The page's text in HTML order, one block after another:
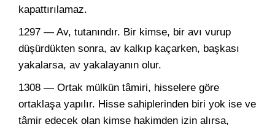
kapattırılamaz.
1297 — Av, tutanındır. Bir kimse, bir avı vurup
düşürdükten sonra, av kalkıp kaçarken, başkası
yakalarsa, av yakalayanın olur.
1308 — Ortak mülkün tâmiri, hisselere göre
ortaklaşa yapılır. Hisse sahiplerinden biri yok ise ve
tâmir edecek olan kimse hakimden izin alırsa,